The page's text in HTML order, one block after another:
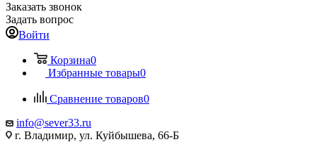
Заказать звонок
Задать вопрос
Войти
Корзина0
Избранные товары0
Сравнение товаров0
info@sever33.ru
г. Владимир, ул. Куйбышева, 66-Б